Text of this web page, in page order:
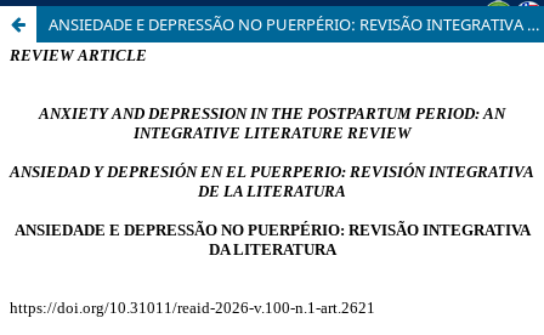
ANSIEDADE E DEPRESSÃO NO PUERPÉRIO: REVISÃO INTEGRATIVA DA LITERATURA